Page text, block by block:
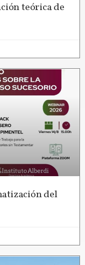
teórica de
del